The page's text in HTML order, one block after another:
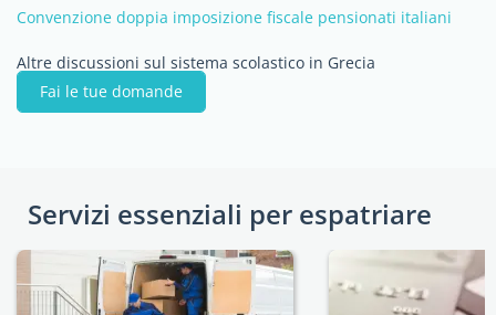
Convenzione doppia imposizione fiscale pensionati italiani
Altre discussioni sul sistema scolastico in Grecia
Fai le tue domande
Servizi essenziali per espatriare